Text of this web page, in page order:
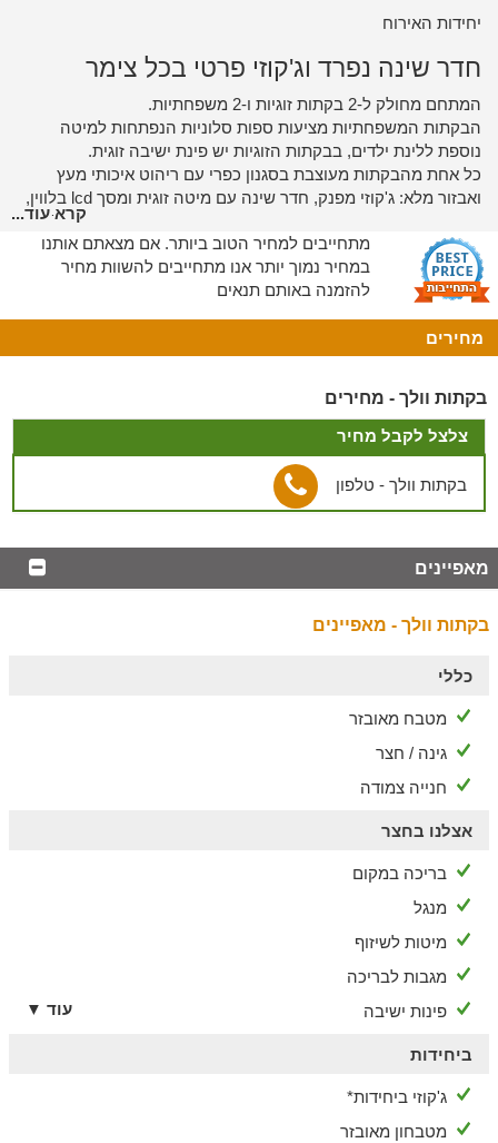
יחידות האירוח
חדר שינה נפרד וג'קוזי פרטי בכל צימר
המתחם מחולק ל-2 בקתות זוגיות ו-2 משפחתיות.
הבקתות המשפחתיות מציעות ספות סלוניות הנפתחות למיטה
נוספת ללינת ילדים, בבקתות הזוגיות יש פינת ישיבה זוגית.
כל אחת מהבקתות מעוצבת בסגנון כפרי עם ריהוט איכותי מעץ
ואבזור מלא: ג'קוזי מפנק, חדר שינה עם מיטה זוגית ומסך lcd בלווין,
ארון בגדים, חדר רחצה מטופח, מטבחון מאובזר עם ערכת קפה/תה,
פינת אוכל ומסך lcd נוסף בסלון.
בכל בקתה תיהנו ממרפסת דק פרטית עם פינת ישיבה הצופה לחצר
המתחם.
מתחם החוץ
וצופה לנופי הכנרת וההרים.
עוד בחצר: מיטות שיזוף ופינות ישיבה, נדנדות, ערסלים, עמדת
ברביקיו, מדשאות מטופחות, עצי נוי וצמחייה עשירה מכל עבר.
להתחיל את היום עם חיוך
בתאום מראש, נשמח להגיש לכם ארוחת בוקר עשירה ואיכותית -
היישר לבקתה או לחצר.
שתייה קלה שתייה חמה ועוד.
הסביבה
טיולים בטבע, אקסטרים וקולינריה
ברמת הגולן תיהנו מאטרקציות רבות לכל המשפחה: רחצה וספורט
ימי בכנרת, טיולי טרקטורונים, חוות סוסים ופינות חי לילדים, סיורים
ועוד.
קרא עוד...
מתחייבים למחיר הטוב ביותר. אם מצאתם אותנו
במחיר נמוך יותר אנו מתחייבים להשוות מחיר
להזמנה באותם תנאים
מחירים
בקתות וולך - מחירים
צלצל לקבל מחיר
בקתות וולך - טלפון
מאפיינים
בקתות וולך - מאפיינים
כללי
מטבח מאובזר
גינה / חצר
חנייה צמודה
אצלנו בחצר
בריכה במקום
מנגל
מיטות לשיזוף
מגבות לבריכה
פינות ישיבה
עוד ▼
ביחידות
ג'קוזי ביחידות*
מטבחון מאובזר